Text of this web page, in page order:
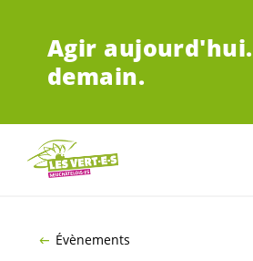
Agir aujourd'hui.
demain.
Évènements